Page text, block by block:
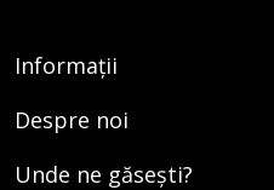
Informații
Despre noi
Unde ne găsești?